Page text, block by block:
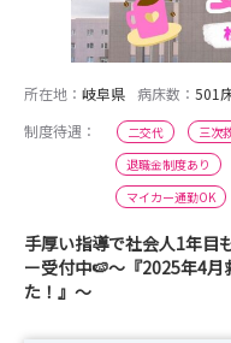
所在地： 岐阜県 病床数： 501
制度待遇：
二交代 三次
退職金制度あり
マイカー通勤OK
手厚い指導で社会人1年目
ー受付中🍉～『2025年4
た！』〜